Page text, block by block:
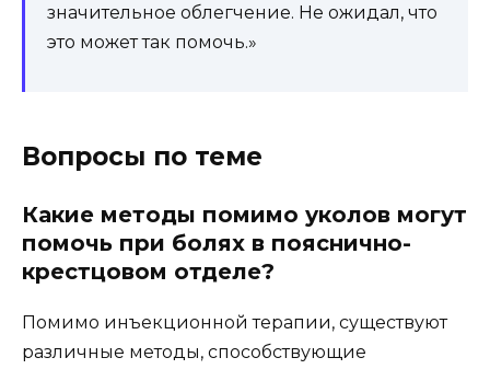
значительное облегчение. Не ожидал, что
это может так помочь.»
Вопросы по теме
Какие методы помимо уколов могут
помочь при болях в пояснично-
крестцовом отделе?
Помимо инъекционной терапии, существуют
различные методы, способствующие